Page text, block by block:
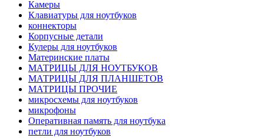
Камеры
Клавиатуры для ноутбуков
коннекторы
Корпусные детали
Кулеры для ноутбуков
Материнские платы
МАТРИЦЫ ДЛЯ НОУТБУКОВ
МАТРИЦЫ ДЛЯ ПЛАНШЕТОВ
МАТРИЦЫ ПРОЧИЕ
микросхемы для ноутбуков
микрофоны
Оперативная память для ноутбука
петли для ноутбуков